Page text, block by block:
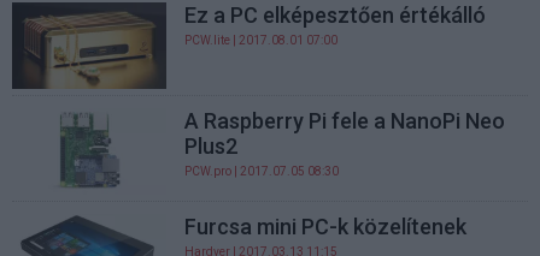
Ez a PC elképesztően értékálló
PCW.lite | 2017.08.01 07:00
A Raspberry Pi fele a NanoPi Neo
Plus2
PCW.pro | 2017.07.05 08:30
Furcsa mini PC-k közelítenek
Hardver | 2017.03.13 11:15